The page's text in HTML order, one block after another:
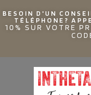
BESOIN D'UN
TÉLÉPHONE?
10% SUR VOTRE